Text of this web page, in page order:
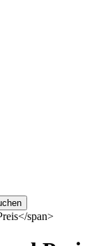
span>